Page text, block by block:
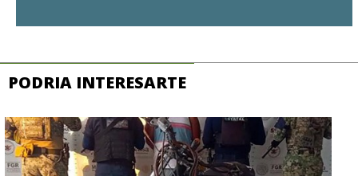
PODRIA INTERESARTE